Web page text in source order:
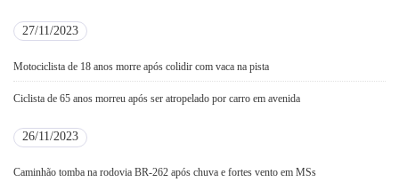
27/11/2023
Motociclista de 18 anos morre após colidir com vaca na pista
Ciclista de 65 anos morreu após ser atropelado por carro em avenida
26/11/2023
Caminhão tomba na rodovia BR-262 após chuva e fortes vento em MSs